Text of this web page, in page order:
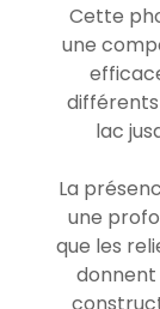
Cette
une
lac
La
une
que les
donnent